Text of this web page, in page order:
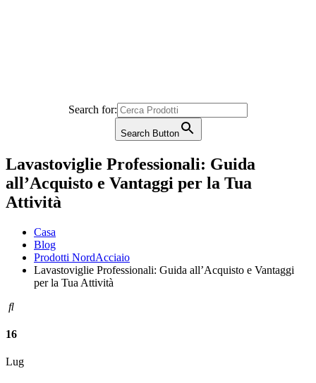
Search for:
Search Button
Lavastoviglie Professionali: Guida
all’Acquisto e Vantaggi per la Tua
Attività
Casa
Blog
Prodotti NordAcciaio
Lavastoviglie Professionali: Guida all’Acquisto e Vantaggi
per la Tua Attività
16
Lug